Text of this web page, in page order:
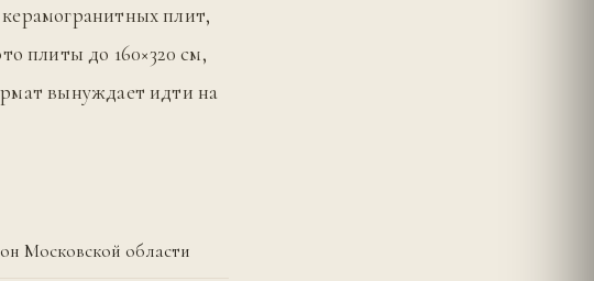
плит,
плиты до 160×320 см,
вынуждает идти на
Московской области